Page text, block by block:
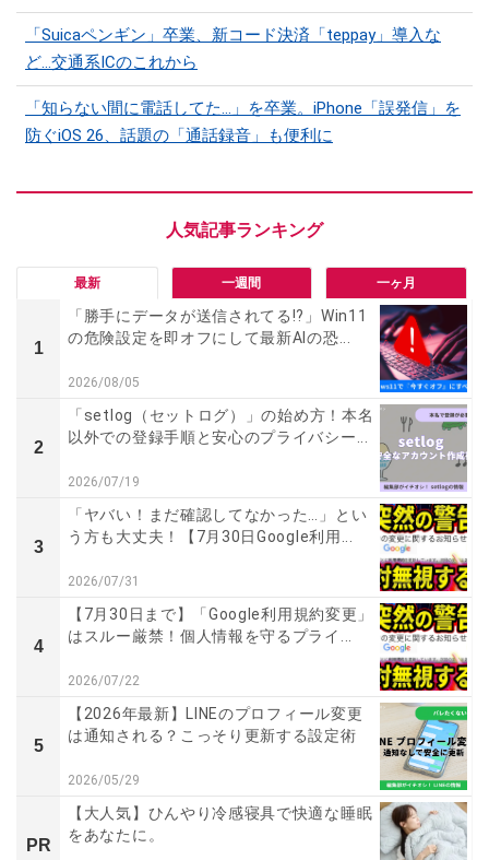
「Suicaペンギン」卒業、新コード決済「teppay」導入な
ど…交通系ICのこれから
「知らない間に電話してた…」を卒業。iPhone「誤発信」を
防ぐiOS 26、話題の「通話録音」も便利に
最新 一週間 一ヶ月
1
「勝手にデータが送信されてる!?」Win11
の危険設定を即オフにして最新AIの恐...
2026/08/05
2
「setlog（セットログ）」の始め方！本名
以外での登録手順と安心のプライバシー...
2026/07/19
3
「ヤバい！まだ確認してなかった…」とい
う方も大丈夫！【7月30日Google利用...
2026/07/31
4
【7月30日まで】「Google利用規約変更」
はスルー厳禁！個人情報を守るプライ...
2026/07/22
5
【2026年最新】LINEのプロフィール変更
は通知される？こっそり更新する設定術
2026/05/29
PR
【大人気】ひんやり冷感寝具で快適な睡眠
をあなたに。